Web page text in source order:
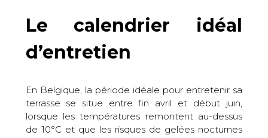
Le calendrier idéal
d’entretien
En Belgique, la période idéale pour entretenir sa
terrasse se situe entre fin avril et début juin,
lorsque les températures remontent au-dessus
de 10°C et que les risques de gelées nocturnes